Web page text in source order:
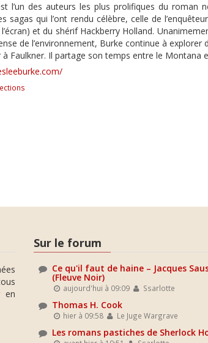
l’un des auteurs les plus prolifiques du
sagas qui l’ont rendu célèbre, celle de
et du shérif Hackberry Holland.
de l’environnement, Burke continue à
à Faulkner. Il partage son temps entre le Montana
en
Sur le forum
Ce qu'il faut de haine – Jacques
(Fleuve Noir)
aujourd'hui à 09:09 Ssarlotte
Thomas H. Cook
hier à 09:58 Le Juge Wargrave
Les romans pastiches de Sherlock